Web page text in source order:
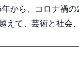
から、コロナ禍の
えて、芸術と社会